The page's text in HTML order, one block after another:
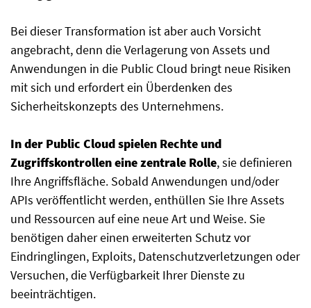
Bei dieser Transformation ist aber auch Vorsicht
angebracht, denn die Verlagerung von Assets und
Anwendungen in die Public Cloud bringt neue Risiken
mit sich und erfordert ein Überdenken des
Sicherheitskonzepts des Unternehmens.
In der Public Cloud spielen Rechte und
Zugriffskontrollen eine zentrale Rolle, sie definieren
Ihre Angriffsfläche. Sobald Anwendungen und/oder
APIs veröffentlicht werden, enthüllen Sie Ihre Assets
und Ressourcen auf eine neue Art und Weise. Sie
benötigen daher einen erweiterten Schutz vor
Eindringlingen, Exploits, Datenschutzverletzungen oder
Versuchen, die Verfügbarkeit Ihrer Dienste zu
beeinträchtigen.